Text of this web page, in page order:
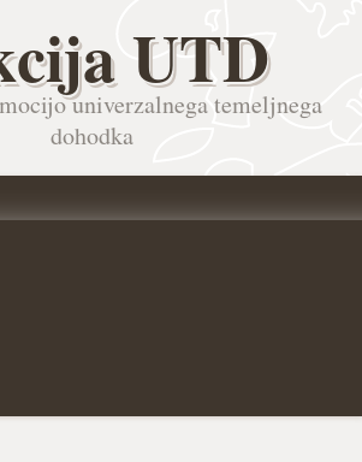
UTD
univerzalnega temeljnega
dohodka